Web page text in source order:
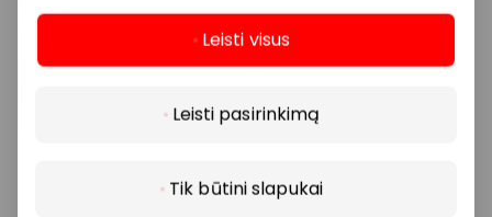
Leisti visus
Leisti pasirinkimą
Tik būtini slapukai
Daugiau